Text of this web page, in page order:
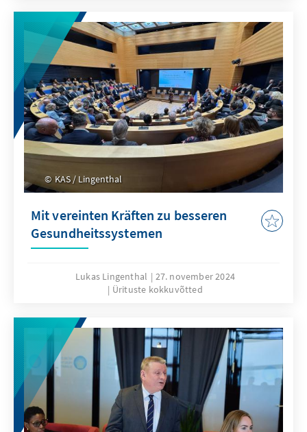
KAS / Lingenthal
Mit vereinten Kräften zu besseren
Gesundheitssystemen
Lukas Lingenthal
27. november 2024
Ürituste kokkuvõtted